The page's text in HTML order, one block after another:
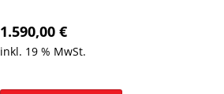
1.590,00 €
inkl. 19 % MwSt.